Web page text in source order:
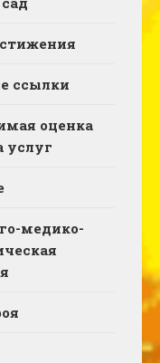
ссылки
оценка
услуг
медико-